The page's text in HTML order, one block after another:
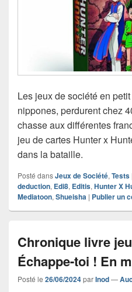
Les jeux de société en
nippones, perdurent chez
chasse aux différentes
jeu de cartes Hunter x
dans la bataille.
Posté dansJeux de Société, Tests
deduction, Edi8, Editis, Hunter X
Mediatoon, Shueisha | Publier un
Chronique livre
Échappe-toi ! En
Posté le 26/06/2024parInod—